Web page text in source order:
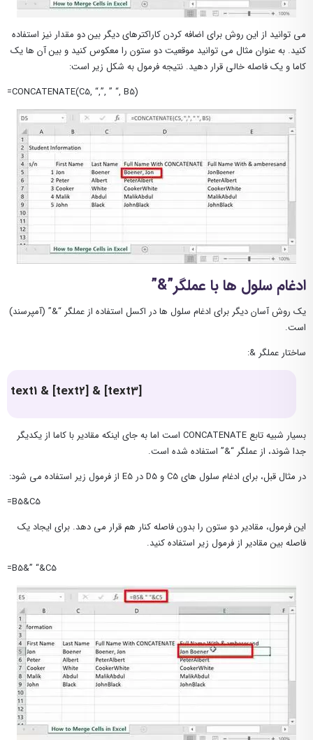
می توانید از این روش برای اضافه کردن کاراکترهای دیگر بین دو مقدار نیز استفاده
کنید. به عنوان مثال می توانید موقعیت دو ستون را معکوس کنید و بین آن ها یک
کاما و یک فاصله خالی قرار دهید. نتیجه فرمول به شکل زیر است:
=CONCATENATE(C5, “,”, ” “, B5)
ادغام سلول ها با عملگر”&”
یک روش آسان دیگر برای ادغام سلول ها در اکسل استفاده از عملگر “&” (آمپرسند)
است.
ساختار عملگر &:
text1 & [text2] & [text3]
بسیار شبیه تابع CONCATENATE است اما به جای اینکه مقادیر با کاما از یکدیگر
جدا شوند، از عملگر “&” استفاده شده است.
در مثال قبل، برای ادغام سلول های C5 و D5 در E5 از فرمول زیر استفاده می شود:
=B5&C5
این فرمول، مقادیر دو ستون را بدون فاصله کنار هم قرار می دهد. برای ایجاد یک
فاصله بین مقادیر از فرمول زیر استفاده کنید.
=B5&” “&C5